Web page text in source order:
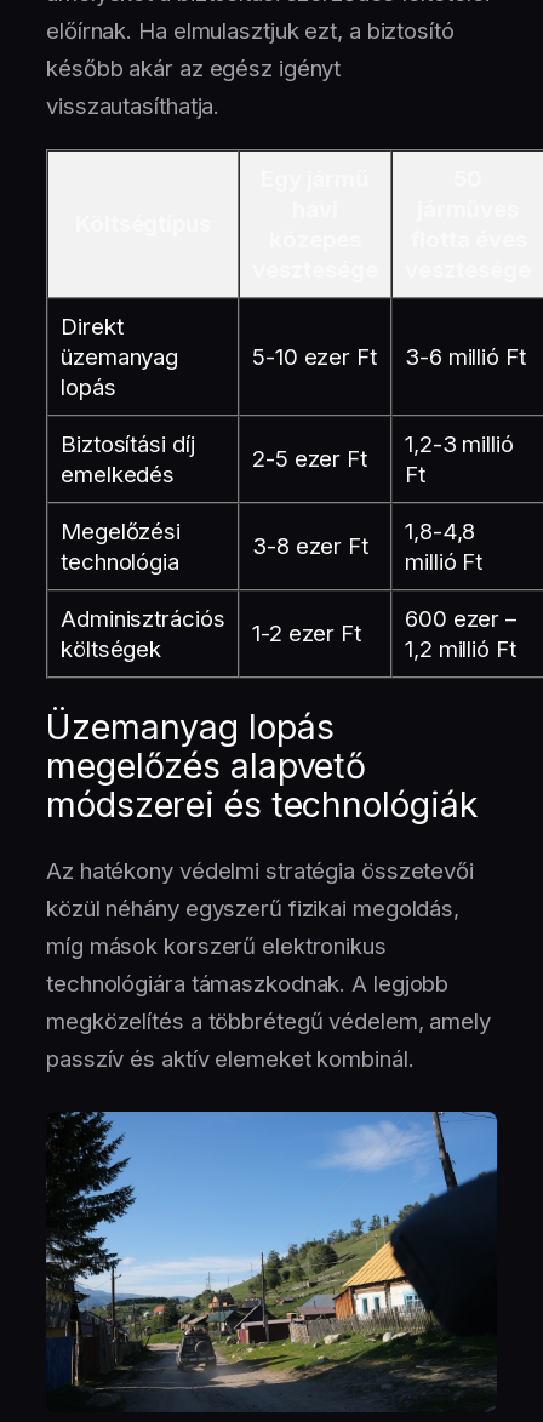
előírnak. Ha elmulasztjuk ezt, a biztosító
később akár az egész igényt
visszautasíthatja.
Direkt
üzemanyag
lopás
5-10 ezer Ft 3-6 millió Ft
Biztosítási díj
emelkedés
2-5 ezer Ft
1,2-3 millió
Ft
Megelőzési
technológia
3-8 ezer Ft
1,8-4,8
millió Ft
Adminisztrációs
költségek
1-2 ezer Ft
600 ezer –
1,2 millió Ft
Üzemanyag lopás
megelőzés alapvető
módszerei és technológiák
Az hatékony védelmi stratégia összetevői
közül néhány egyszerű fizikai megoldás,
míg mások korszerű elektronikus
technológiára támaszkodnak. A legjobb
megközelítés a többrétegű védelem, amely
passzív és aktív elemeket kombinál.